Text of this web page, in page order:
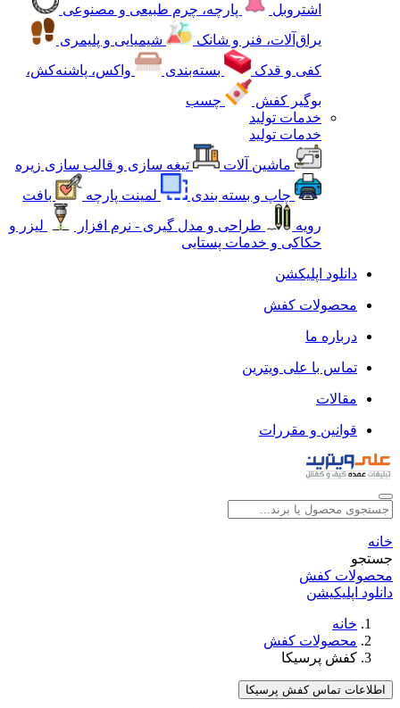
اشتروبل
پارچه، چرم طبیعی و مصنوعی
یراق‌آلات، فنر و شانک
شیمیایی و پلیمری
کفی و قدک
بسته‌بندی
واکس، پاشنه‌کش،
بوگیر کفش
چسب
خدمات تولید
خدمات تولید
ماشین آلات
تیغه سازی و قالب سازی زیره
چاپ و بسته بندی
لمینت پارچه
بافت
رویه
طراحی و مدل گیری - نرم افزار
لیزر و
حکاکی و خدمات پستایی
دانلود اپلیکشن
محصولات کفش
درباره ما
تماس با علی ویترین
مقالات
قوانین و مقررات
خانه
جستجو
محصولات کفش
دانلود اپلیکیشن
خانه
محصولات کفش
کفش پرسیکا
اطلاعات تماس کفش پرسیکا